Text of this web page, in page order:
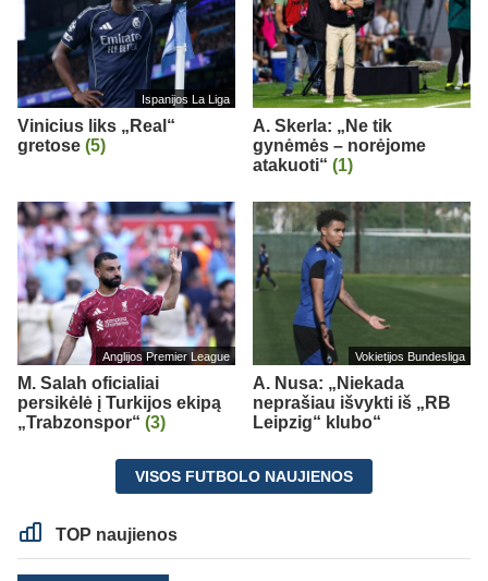
Ispanijos La Liga
Vinicius liks „Real“
gretose (5)
A. Skerla: „Ne tik
gynėmės – norėjome
atakuoti“ (1)
Anglijos Premier League
M. Salah oficialiai
persikėlė į Turkijos ekipą
„Trabzonspor“ (3)
Vokietijos Bundesliga
A. Nusa: „Niekada
neprašiau išvykti iš „RB
Leipzig“ klubo“
VISOS FUTBOLO NAUJIENOS
TOP naujienos